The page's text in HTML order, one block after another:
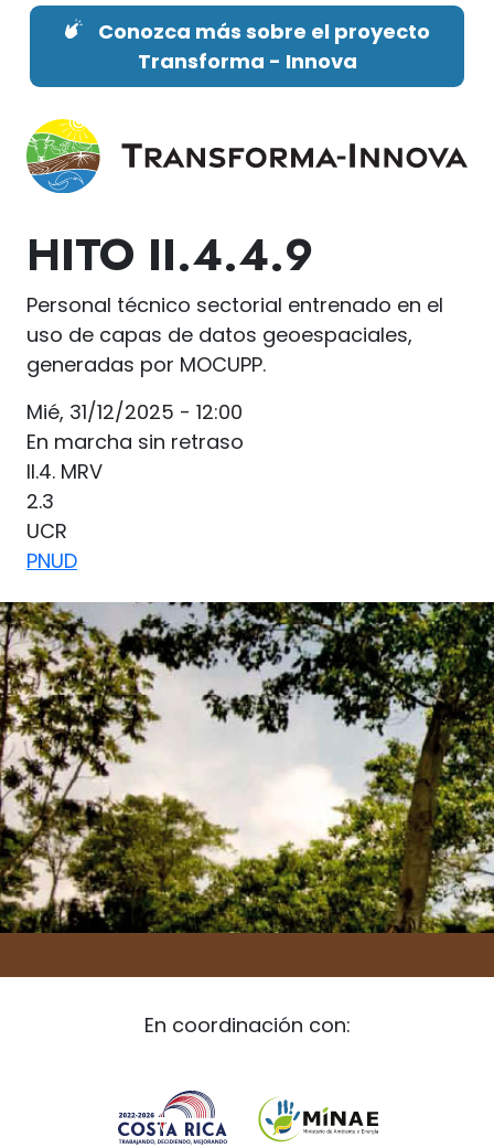
Pasar al contenido principal
Conozca más sobre el proyecto
Transforma - Innova
HITO II.4.4.9
Personal técnico sectorial entrenado en el
uso de capas de datos geoespaciales,
generadas por MOCUPP.
Mié, 31/12/2025 - 12:00
En marcha sin retraso
II.4. MRV
2.3
UCR
PNUD
En coordinación con: